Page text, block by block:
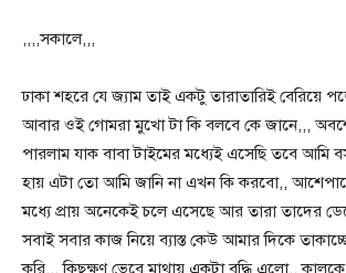
,,,,সকালে,,,
ঢাকা শহরে যে জ্যাম তাই একটু তারাতারিই বেরিয়ে
আবার ওই গোমরা মুখো টা কি বলবে কে জানে,,,
পারলাম যাক বাবা টাইমের মধ্যেই এসেছি তবে আমি
হায় এটা তো আমি জানি না এখন কি করবো,,
মধ্যে প্রায় অনেকেই চলে এসেছে আর তারা তাদের
সবাই সবার কাজ নিয়ে ব্যাস্ত কেউ আমার দিকে